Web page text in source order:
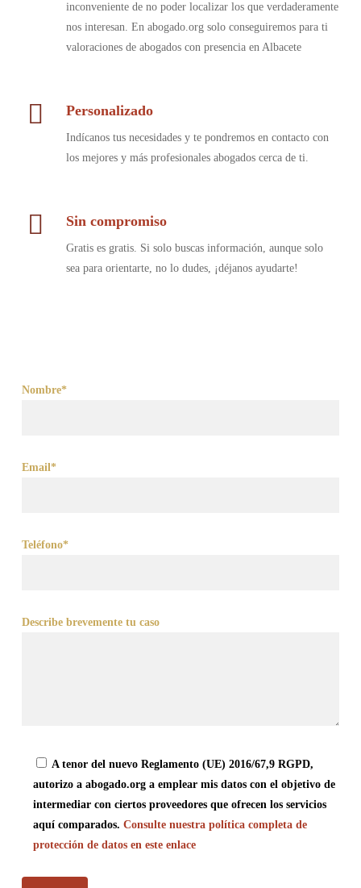
inconveniente de no poder localizar los que verdaderamente
nos interesan. En abogado.org solo conseguiremos para ti
valoraciones de abogados con presencia en Albacete
Personalizado
Indícanos tus necesidades y te pondremos en contacto con
los mejores y más profesionales abogados cerca de ti.
Sin compromiso
Gratis es gratis. Si solo buscas información, aunque solo
sea para orientarte, no lo dudes, ¡déjanos ayudarte!
Nombre*
Email*
Teléfono*
Describe brevemente tu caso
A tenor del nuevo Reglamento (UE) 2016/67,9 RGPD,
autorizo a abogado.org a emplear mis datos con el objetivo de
intermediar con ciertos proveedores que ofrecen los servicios
aquí comparados. Consulte nuestra política completa de
protección de datos en este enlace